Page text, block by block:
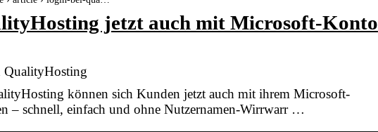
jetzt auch mit Microsoft-Konto
können sich Kunden jetzt auch mit ihrem Microsoft-
– schnell, einfach und ohne Nutzernamen-Wirrwarr …